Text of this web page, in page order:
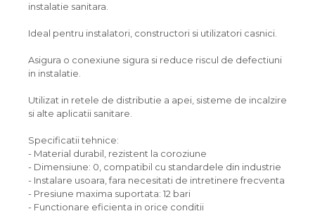
instalatie sanitara.
Ideal pentru instalatori, constructori si utilizatori casnici.
Asigura o conexiune sigura si reduce riscul de defectiuni
in instalatie.
Utilizat in retele de distributie a apei, sisteme de incalzire
si alte aplicatii sanitare.
Specificatii tehnice:
- Material durabil, rezistent la coroziune
- Dimensiune: 0, compatibil cu standardele din industrie
- Instalare usoara, fara necesitati de intretinere frecventa
- Presiune maxima suportata: 12 bari
- Functionare eficienta in orice conditii